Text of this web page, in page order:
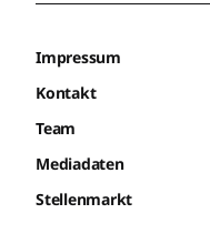
Impressum
Kontakt
Team
Mediadaten
Stellenmarkt